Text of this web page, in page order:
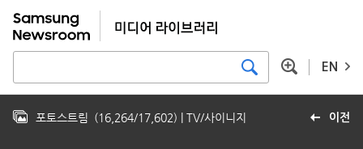
EN
이전
포토스트림 (16,264/17,602) | TV/사이니지